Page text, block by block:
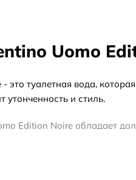
Uomo
это туалетная вода,
утонченность и стиль.
Edition Noire обладает
для осенне-зимнего